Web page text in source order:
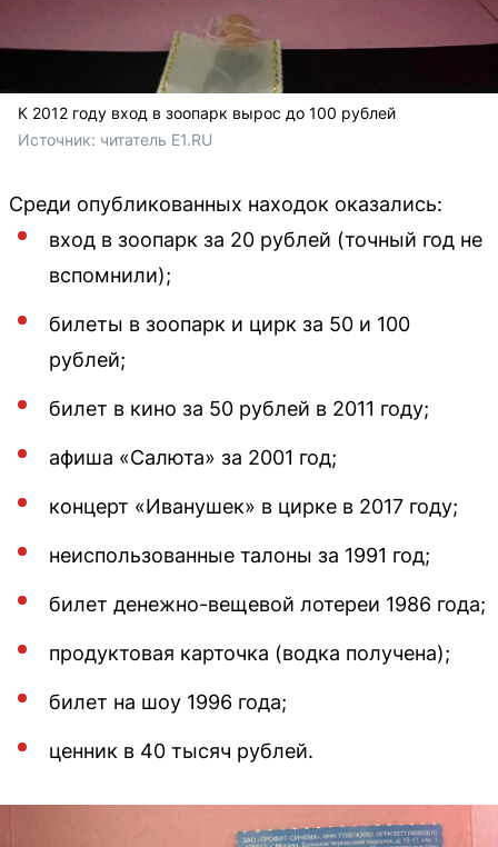
К 2012 году вход в зоопарк вырос до 100 рублей
Источник: читатель E1.RU
Среди опубликованных находок оказались:
вход в зоопарк за 20 рублей (точный год не
вспомнили);
билеты в зоопарк и цирк за 50 и 100
рублей;
билет в кино за 50 рублей в 2011 году;
афиша «Салюта» за 2001 год;
концерт «Иванушек» в цирке в 2017 году;
неиспользованные талоны за 1991 год;
билет денежно-вещевой лотереи 1986 года;
продуктовая карточка (водка получена);
билет на шоу 1996 года;
ценник в 40 тысяч рублей.